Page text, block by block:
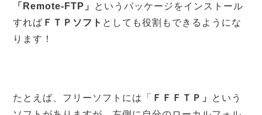
「Remote-FTP」 というパッケージをインストール
すれば ＦＴＰソフト としても役割もできるようにな
ります！
たとえば、フリーソフトには「 ＦＦＦＴＰ」 という